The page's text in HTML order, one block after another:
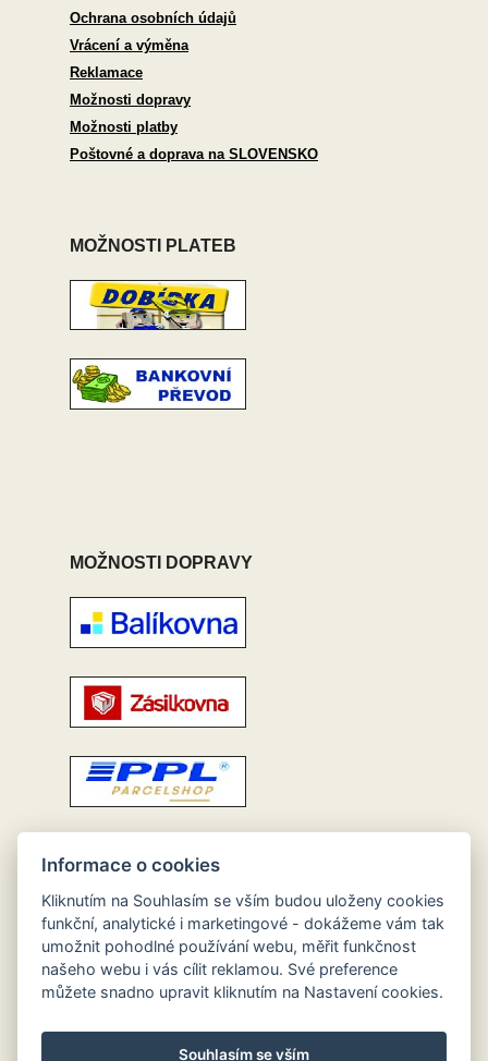
Ochrana osobních údajů
Vrácení a výměna
Reklamace
Možnosti dopravy
Možnosti platby
Poštovné a doprava na SLOVENSKO
MOŽNOSTI PLATEB
MOŽNOSTI DOPRAVY
Informace o cookies
Kliknutím na Souhlasím se vším budou uloženy cookies
funkční, analytické i marketingové - dokážeme vám tak
umožnit pohodlné používání webu, měřit funkčnost
našeho webu i vás cílit reklamou. Své preference
můžete snadno upravit kliknutím na Nastavení cookies.
Souhlasím se vším